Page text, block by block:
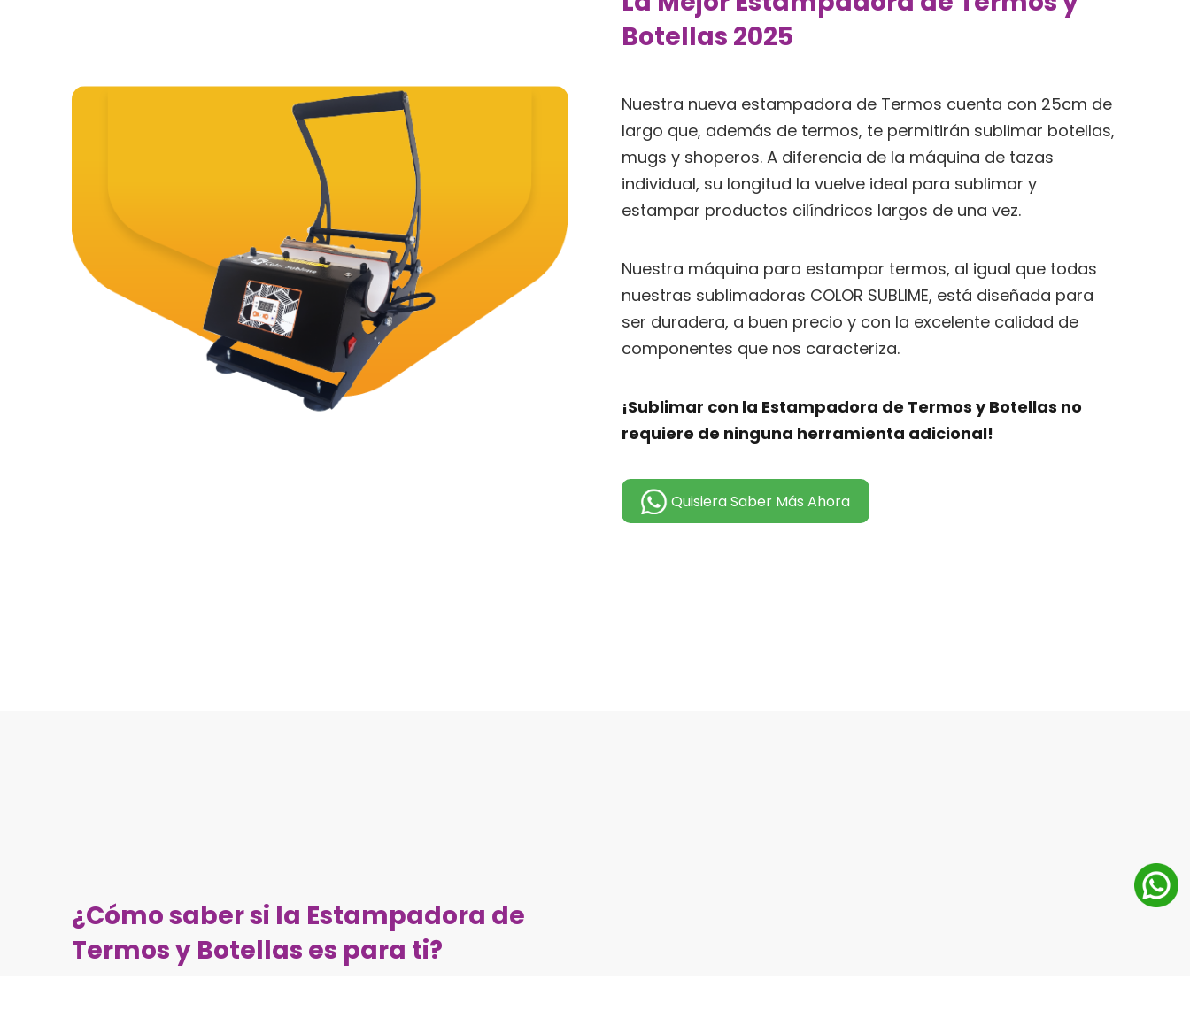
Botellas 2025
Nuestra nueva estampadora de Termos cuenta con 25cm de
largo que, además de termos, te permitirán sublimar botellas,
mugs y shoperos. A diferencia de la máquina de tazas
individual, su longitud la vuelve ideal para sublimar y
estampar productos cilíndricos largos de una vez.
Nuestra máquina para estampar termos, al igual que todas
nuestras sublimadoras COLOR SUBLIME, está diseñada para
ser duradera, a buen precio y con la excelente calidad de
componentes que nos caracteriza.
¡Sublimar con la Estampadora de Termos y Botellas no
requiere de ninguna herramienta adicional!
Quisiera Saber Más Ahora
¿Cómo saber si la Estampadora de
Termos y Botellas es para ti?